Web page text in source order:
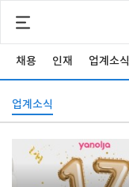
채용 인재 업계소식
업계소식